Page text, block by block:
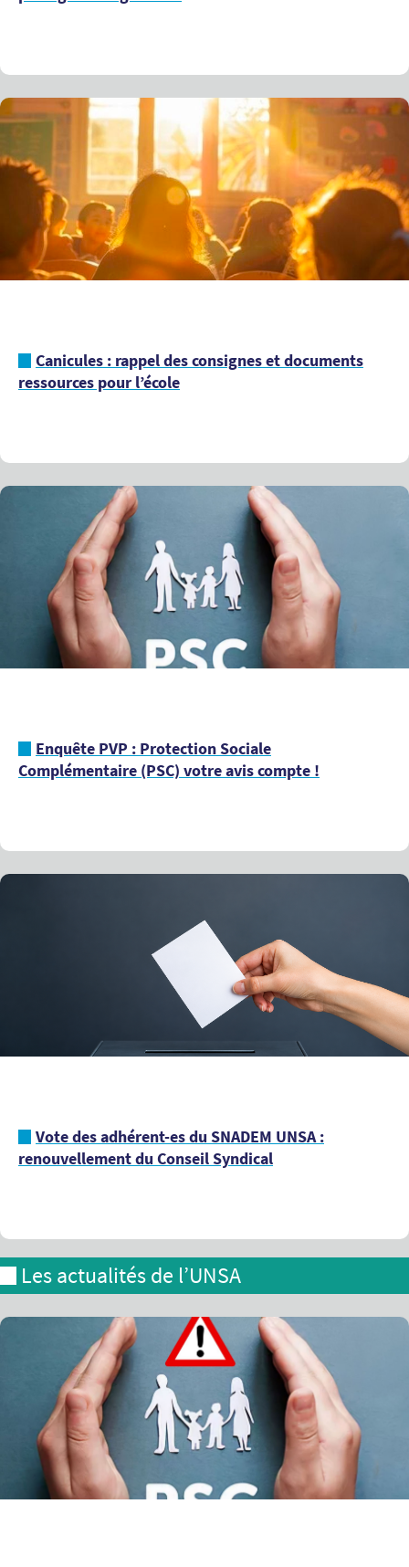
Canicules : rappel des consignes et documents
ressources pour l’école
Enquête PVP : Protection Sociale
Complémentaire (PSC) votre avis compte !
Vote des adhérent-es du SNADEM UNSA :
renouvellement du Conseil Syndical
Les actualités de l’UNSA